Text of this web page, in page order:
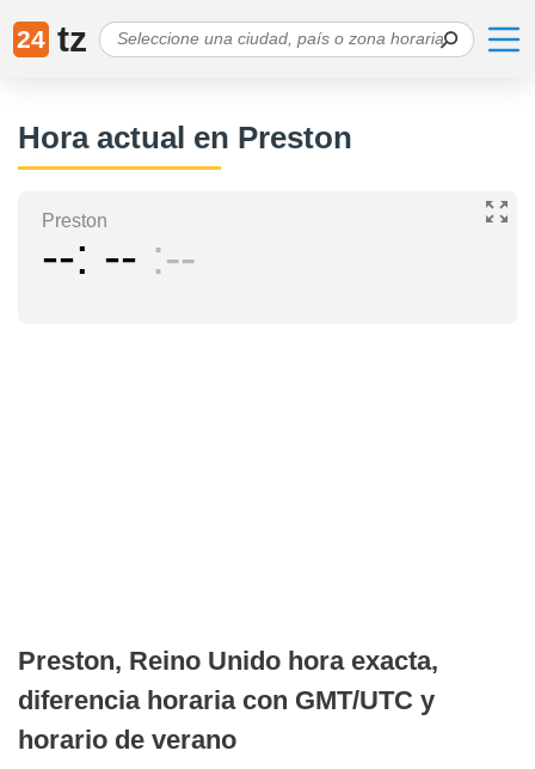
24 tz
Hora actual en Preston
Preston
-- -- --
Preston, Reino Unido hora exacta,
diferencia horaria con GMT/UTC y
horario de verano